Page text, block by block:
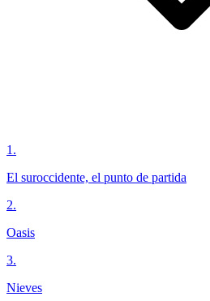
1 .
El suroccidente, el punto de partida
2.
Oasis
3.
Nieves